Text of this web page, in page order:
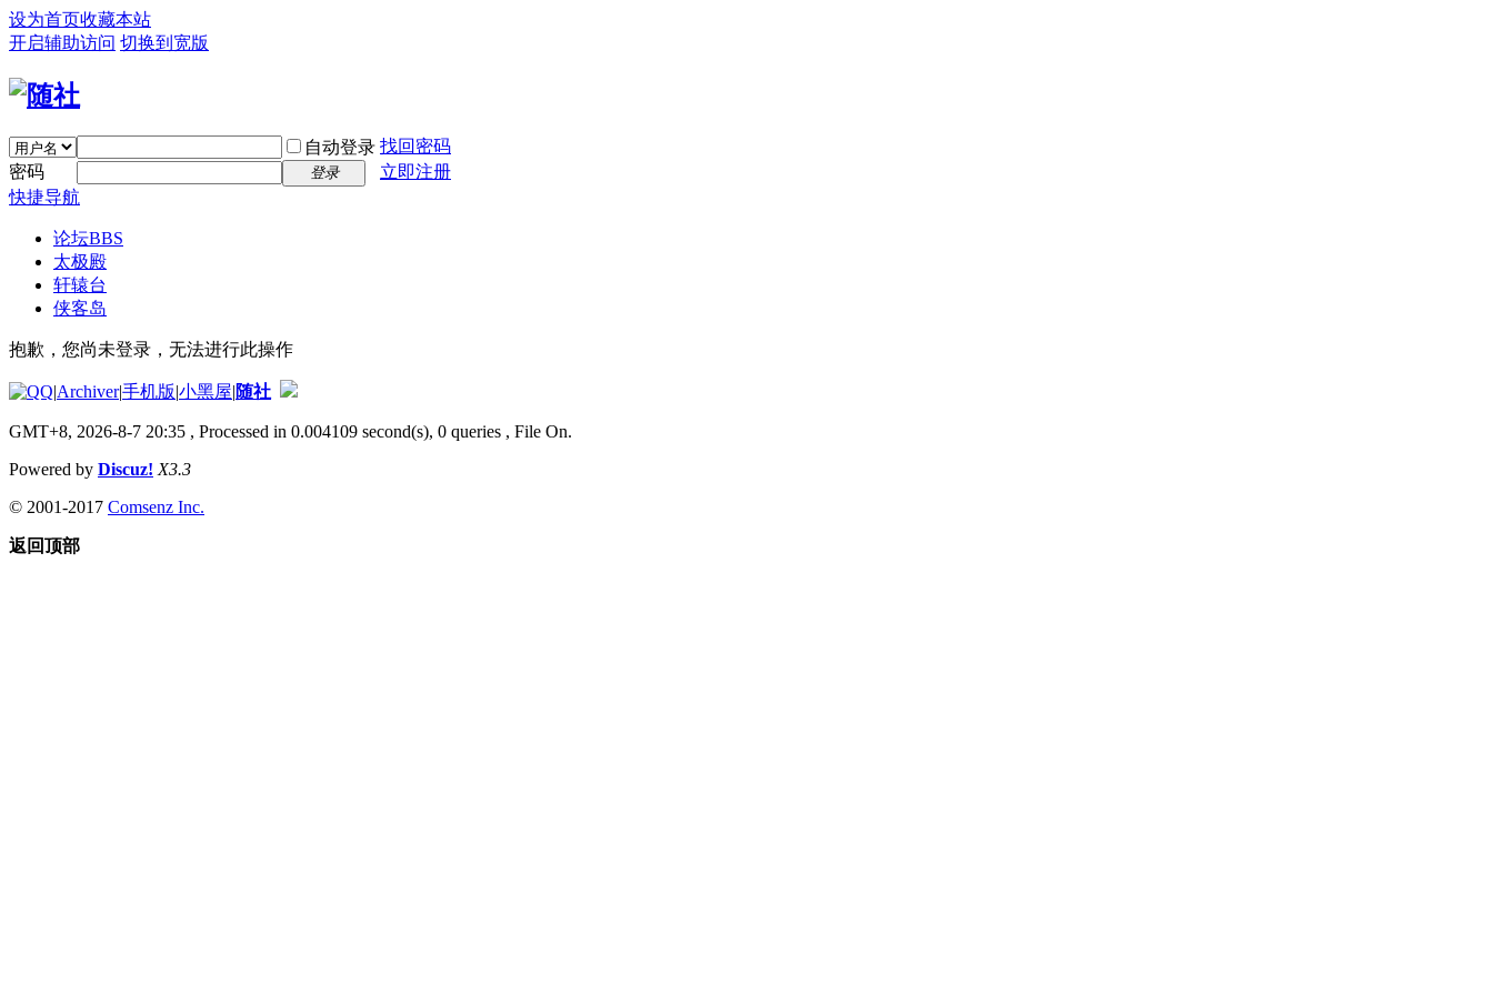
设为首页收藏本站
开启辅助访问 切换到宽版
自动登录 找回密码
密码
登录
立即注册
快捷导航
论坛BBS
太极殿
轩辕台
侠客岛
抱歉，您尚未登录，无法进行此操作
|Archiver|手机版|小黑屋|随社
GMT+8, 2026-8-7 20:35 , Processed in 0.004109 second(s), 0 queries , File On.
Powered by Discuz! X3.3
© 2001-2017 Comsenz Inc.
返回顶部